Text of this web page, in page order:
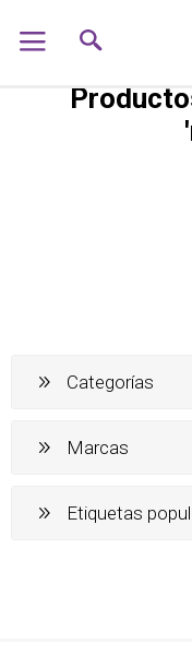
Categorías
Marcas
Etiquetas